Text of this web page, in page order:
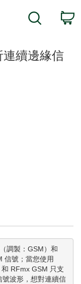
Search
連續邊緣信
調製：GSM）和
信號；當您使用
RFmx GSM 只支
波形，想對連續信